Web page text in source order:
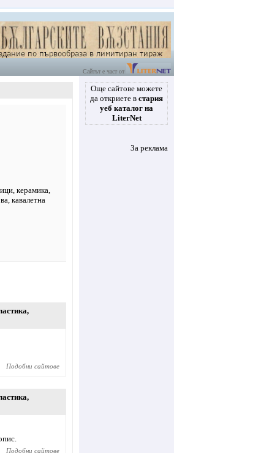
Сайтът е част от
, керамика,
кавалетна
,
Подобни сайтове
,
Подобни сайтове
Още сайтове можете
да откриете в стария
уеб каталог на
LiterNet
За реклама